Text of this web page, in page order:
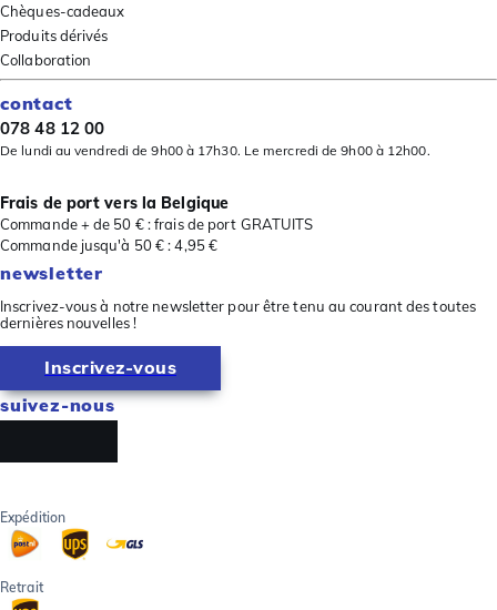
Chèques-cadeaux
Produits dérivés
Collaboration
contact
078 48 12 00
De lundi au vendredi de 9h00 à 17h30. Le mercredi de 9h00 à 12h00.
Frais de port vers la Belgique
Commande + de 50 € : frais de port GRATUITS
Commande jusqu'à 50 € : 4,95 €
newsletter
Inscrivez-vous à notre newsletter pour être tenu au courant des toutes
dernières nouvelles !
Inscrivez-vous
suivez-nous
Expédition
Retrait